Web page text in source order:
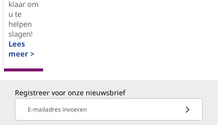
klaar om
u te
helpen
slagen!
Lees
meer >
Registreer voor onze nieuwsbrief
E-mailadres invoeren